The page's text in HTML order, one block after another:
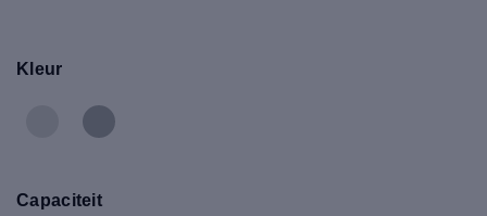
Kleur
Capaciteit